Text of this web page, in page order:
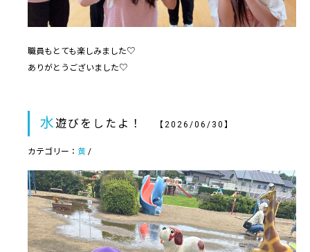
職員もとても楽しみました♡
ありがとうございました♡
水 遊びをしたよ！ 【2026/06/30】
カテゴリー： 黄 /